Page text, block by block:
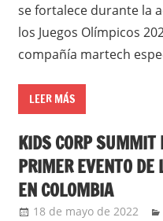
se fortalece durante la
los Juegos Olímpicos
compañía martech
LEER MÁS
KIDS CORP SUMMIT
PRIMER EVENTO
EN COLOMBIA
18 de mayo de 2022